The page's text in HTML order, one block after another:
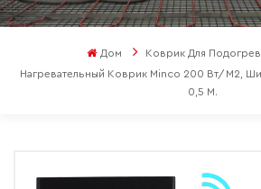
Дом
Коврик Для
Нагревательный Коврик Minco 200 Вт/м2,
0,5 М.